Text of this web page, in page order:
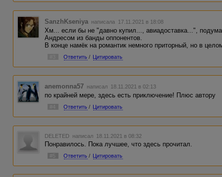
SanzhKseniya написала 17.11.2021 в 18:08
Хм... если бы не "давно купил..., авиадоставка...",
Андресом из банды оппонентов.
В конце намёк на романтик немного приторный, но в
Ответить / Цитировать
anemonna57 написал 18.11.2021 в 02:13
по крайней мере, здесь есть приключение! Плюс автору
#4 Ответить / Цитировать
DELETED написал 18.11.2021 в 08:32
Понравилось. Пока лучшее, что здесь прочитал.
#5 Ответить / Цитировать